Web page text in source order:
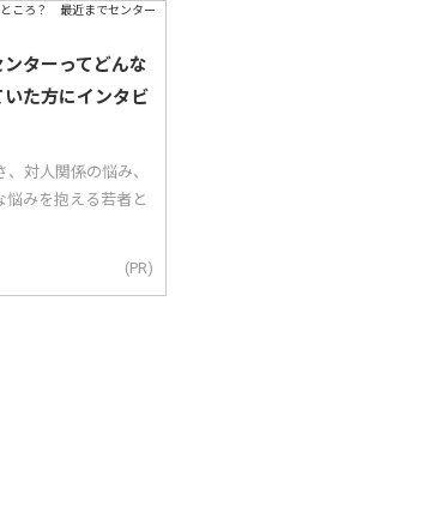
ターってどんな
た方にインタビ
対人関係の悩み、
悩みを抱える若者と
(PR)